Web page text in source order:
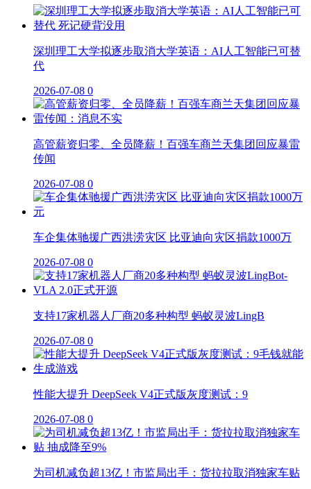
深圳理工大学拟逐步取消大学英语：AI人工智能已可替
代
2026-07-08 0
高管薪资归零、全员降薪！百强车商兰天集团回应暴雷
传闻
2026-07-08 0
车企集体驰援广西洪涝灾区 比亚迪向灾区捐款1000万
2026-07-08 0
支持17家机器人厂商20多种构型 蚂蚁灵波LingB
2026-07-08 0
性能大提升 DeepSeek V4正式版灰度测试：9
2026-07-08 0
为司机减负超13亿！市监局出手：货拉拉取消独家车贴